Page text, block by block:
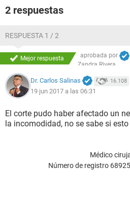
2 respuestas
RESPUESTA 1 / 2
Mejor respuesta
aprobada por
Zandra Rivera
Dr. Carlos Salinas 16.108
19 jun 2017 a las 06:31
El corte pudo haber afectado un
la incomodidad, no se sabe si
Médico
Número de registro